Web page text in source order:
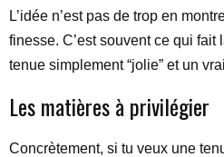
L’idée n’est pas de trop en
finesse. C’est souvent ce qui fait
tenue simplement “jolie” et un
Les matières à privilégier
Concrètement, si tu veux une